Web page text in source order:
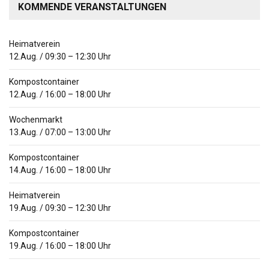
KOMMENDE VERANSTALTUNGEN
Heimatverein
12.Aug. /09:30 – 12:30 Uhr
Kompostcontainer
12.Aug. / 16:00 – 18:00 Uhr
Wochenmarkt
13.Aug. /07:00 – 13:00 Uhr
Kompostcontainer
14.Aug. / 16:00 – 18:00 Uhr
Heimatverein
19.Aug. /09:30 – 12:30 Uhr
Kompostcontainer
19.Aug. / 16:00 – 18:00 Uhr